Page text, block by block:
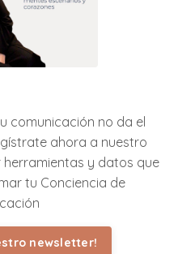
comunicación no da el
ahora a nuestro
y datos que
tu Conciencia de
newsletter!